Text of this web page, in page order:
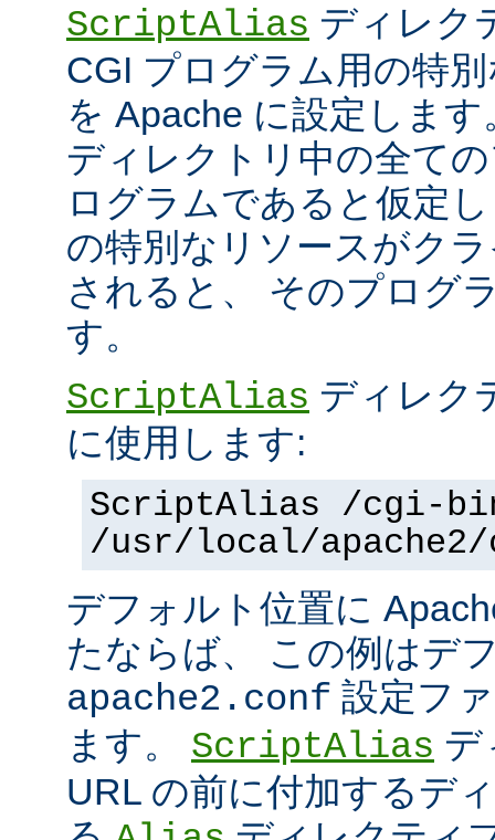
ScriptAlias ディレク
CGI プログラム用の特
を Apache に設定しま
ディレクトリ中の全て
ログラムであると仮定
の特別なリソースがク
されると、 そのプログ
す。
ScriptAlias ディレク
に使用します:
ScriptAlias /cgi-
/usr/local/
デフォルト位置に
たならば、 この例はデ
apache2.conf 設定フ
ます。 ScriptAlias デ
URL の前に付加するデ